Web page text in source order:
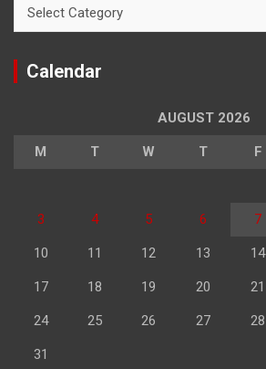
Calendar
AUGUST 2026
M T W T F
3 4 5 6 7
10 11 12 13 14
17 18 19 20 21
24 25 26 27 28
31